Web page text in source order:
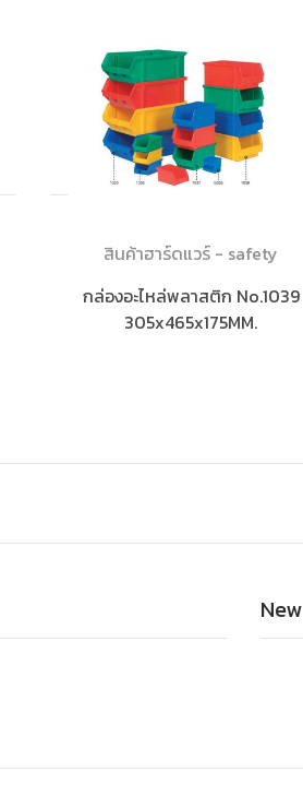
สินค้าฮาร์ดแวร์ - safety
กล่องอะไหล่พลาสติก No.1039
305x465x175MM.
New